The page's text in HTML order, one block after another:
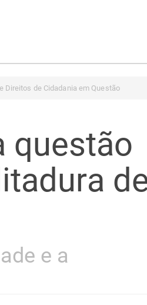
Direitos de Cidadania em Questão
questão
e a